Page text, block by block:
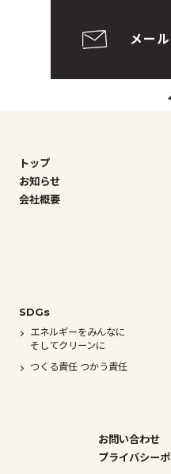
メー
トップ
お知らせ
会社概要
SDGs
エネルギーをみんなに
そしてクリーンに
つくる責任 つかう責任
お問い合わせ
プライバシー